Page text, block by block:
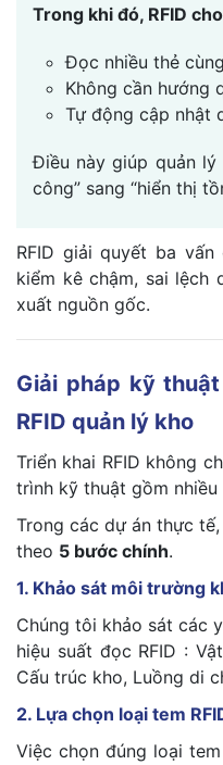
Trong khi đó, RFID
Đọc nhiều thẻ
Không cần hướng
Tự động cập nhật
Điều này giúp quản lý
công” sang “hiển thị
RFID giải quyết ba
kiểm kê chậm, sai lệch
xuất nguồn gốc.
Giải pháp kỹ
RFID quản lý kho
Triển khai RFID không
trình kỹ thuật gồm
Trong các dự án thực
theo 5 bước chính.
1. Khảo sát môi trường
Chúng tôi khảo sát các
hiệu suất đọc RFID :
Cấu trúc kho, Luồng di
2. Lựa chọn loại tem
Việc chọn đúng loại